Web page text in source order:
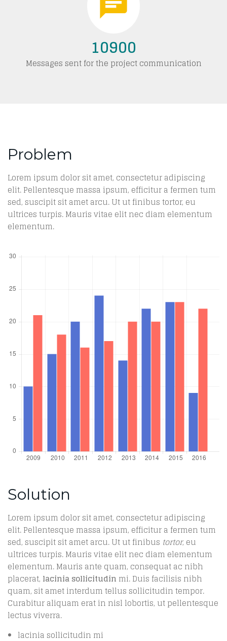
10900
Messages sent for the project communication
Problem
Lorem ipsum dolor sit amet, consectetur adipiscing
elit. Pellentesque massa ipsum, efficitur a fermen tum
sed, suscipit sit amet arcu. Ut ut finibus tortor, eu
ultrices turpis. Mauris vitae elit nec diam elementum
elementum.
Solution
Lorem ipsum dolor sit amet, consectetur adipiscing
elit. Pellentesque massa ipsum, efficitur a fermen tum
sed, suscipit sit amet arcu. Ut ut finibus tortor, eu
ultrices turpis. Mauris vitae elit nec diam elementum
elementum. Mauris ante quam, consequat ac nibh
placerat, lacinia sollicitudin mi. Duis facilisis nibh
quam, sit amet interdum tellus sollicitudin tempor.
Curabitur aliquam erat in nisl lobortis, ut pellentesque
lectus viverra.
lacinia sollicitudin mi